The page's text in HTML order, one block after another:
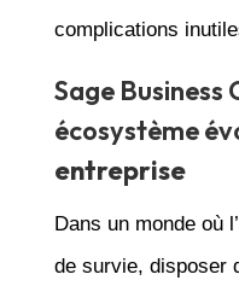
complications
Sage Business
écosystème
entreprise
Dans un monde où
de survie, disposer